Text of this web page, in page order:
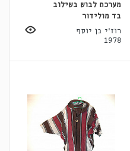
מערכת לבוש בשילוב
בד מולידור
רוז'י בן יוסף
1978